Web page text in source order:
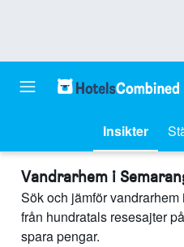
Insikter
Vandrarhem i
Sök och jämför
från hundratals resesajter
spara pengar.